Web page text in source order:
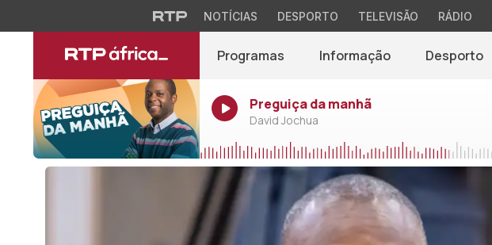
NOTÍCIAS DESPORTO TELEVISÃO RÁDIO
Programas Informação Desporto
Preguiça da manhã
David Jochua